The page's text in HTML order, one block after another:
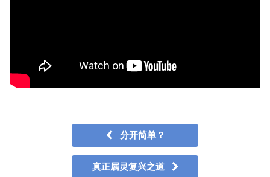
分开简单？
真正属灵复兴之道